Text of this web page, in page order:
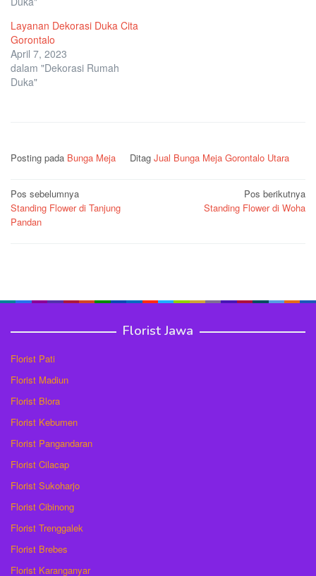
Layanan Dekorasi Duka Cita
Gorontalo
April 7, 2023
dalam "Dekorasi Rumah
Duka"
Posting pada Bunga Meja Ditag Jual Bunga Meja Gorontalo Utara
Navigasi
pos
Pos sebelumnya
Standing Flower di Tanjung
Pandan
Pos berikutnya
Standing Flower di Woha
Florist Jawa
Florist Pati
Florist Madiun
Florist Blora
Florist Kebumen
Florist Pangandaran
Florist Cilacap
Florist Sukoharjo
Florist Cibinong
Florist Trenggalek
Florist Brebes
Florist Karanganyar